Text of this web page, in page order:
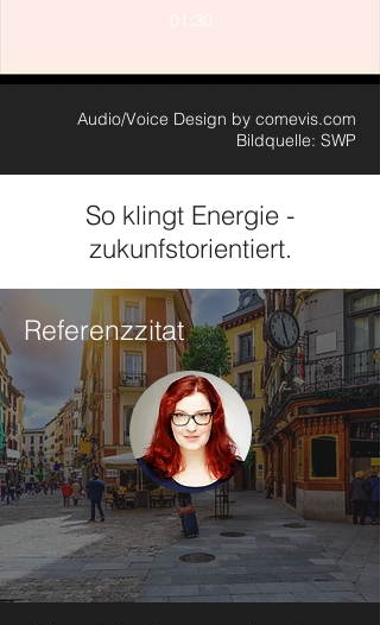
01:30
Audio/Voice Design by comevis.com
Bildquelle: SWP
So klingt Energie -
zukunfstorientiert.
Referenzzitat